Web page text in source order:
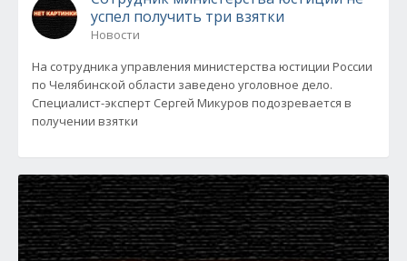
успел получить три взятки
Новости
На сотрудника управления министерства юстиции России
по Челябинской области заведено уголовное дело.
Специалист-эксперт Сергей Микуров подозревается в
получении взятки